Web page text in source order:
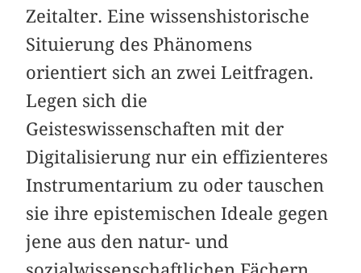
Zeitalter. Eine wissenshistorische
Situierung des Phänomens
orientiert sich an zwei Leitfragen.
Legen sich die
Geisteswissenschaften mit der
Digitalisierung nur ein effizienteres
Instrumentarium zu oder tauschen
sie ihre epistemischen Ideale gegen
jene aus den natur- und